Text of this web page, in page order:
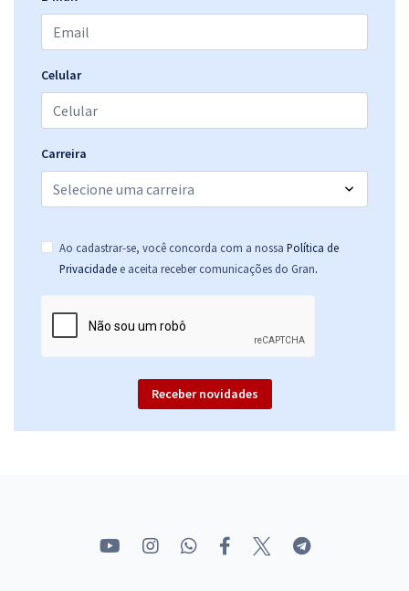
Celular
Carreira
Ao cadastrar-se, você concorda com a nossa Política de
Privacidade e aceita receber comunicações do Gran.
Receber novidades